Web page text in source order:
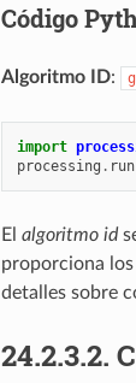
Código
Algoritmo ID:
import
processing . run
El algoritmo id
proporciona
detalles sobre
24.2.3.2.